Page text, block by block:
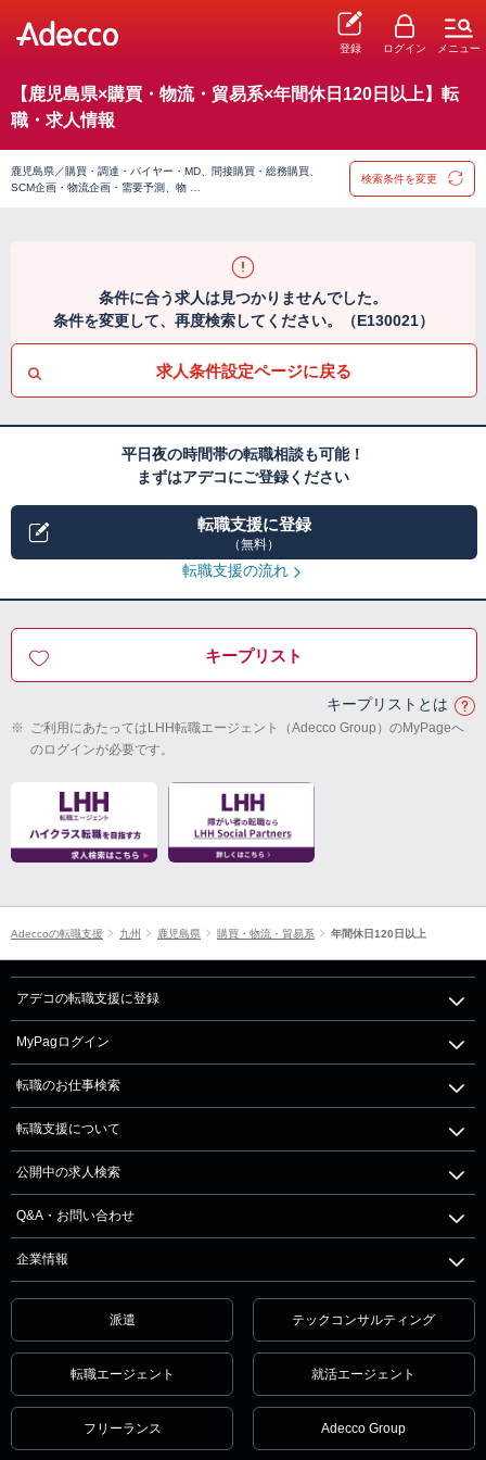
登録 ログイン メニュー
【鹿児島県×購買・物流・貿易系×年間休日120日以上】転
職・求人情報
鹿児島県／購買・調達・バイヤー・MD、間接購買・総務購買、
SCM企画・物流企画・需要予測、物 …
検索条件を変更
条件に合う求人は見つかりませんでした。
条件を変更して、再度検索してください。（E130021）
求人条件設定ページに戻る
平日夜の時間帯の転職相談も可能！
まずはアデコにご登録ください
転職支援に登録
（無料）
転職支援の流れ
キープリスト
キープリストとは
※ ご利用にあたってはLHH転職エージェント（Adecco Group）のMyPageへ
のログインが必要です。
Adeccoの転職支援 九州 鹿児島県 購買・物流・貿易系 年間休日120日以上
アデコの転職支援に登録
MyPagログイン
転職のお仕事検索
転職支援について
公開中の求人検索
Q&A・お問い合わせ
企業情報
派遣 テックコンサルティング
転職エージェント 就活エージェント
フリーランス Adecco Group